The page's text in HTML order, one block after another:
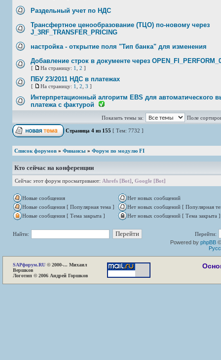
Раздельный учет по НДС
Трансфертное ценообразование (ТЦО) по-новому через
J_3RF_TRANSFER_PRICING
настройка - открытие поля "Тип банка" для изменения
Добавление строк в документе через
[ На страницу: 1 2 ]
ПБУ 23/2011 НДС в платежах
[ На страницу: 1 2 3 ]
Интерпретационный алгоритм EBS для автоматического
платежа с фактурой
Показать темы за: Поле
Страница 4 из 155 [ Тем: 7732 ]
Список форумов » Финансы » Форум по модулю FI
Кто сейчас на конференции
Сейчас этот форум просматривают: Ahrefs [Bot] Google [Bot]
Новые сообщения
Нет новых сообщений
Новые сообщения [ Популярная тема ]
Нет новых сообщений [ Популярная
Новые сообщения [ Тема закрыта ]
Нет новых сообщений [ Тема закрыта ]
Найти:
Перейти:
Powered by phpBB
SAPфорум.RU © 2000-... Михаил
Вершков
Логотип © 2006 Андрей Горшков